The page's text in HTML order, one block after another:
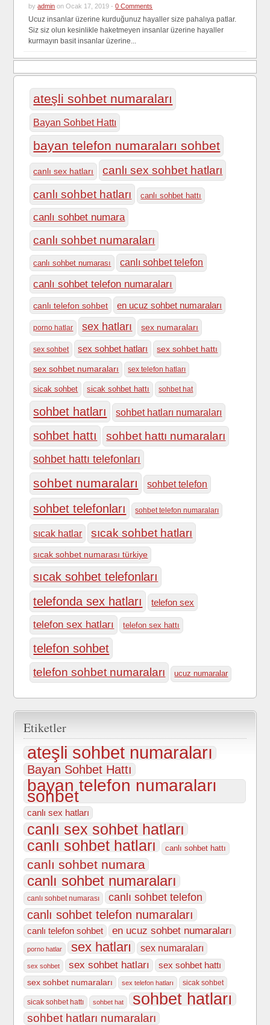
byadmin on Ocak 17, 2019 -0 Comments
Ucuz insanlar üzerine kurduğunuz hayaller size pahalıya patlar.
Siz siz olun kesinlikle haketmeyen insanlar üzerine hayaller
kurmayın basit insanlar üzerine...
ateşli sohbet numaraları
Bayan Sohbet Hattı
bayan telefon numaraları sohbet
canlı sex hatları
canlı sex sohbet hatları
canlı sohbet hatları
canlı sohbet hattı
canlı sohbet numara
canlı sohbet numaraları
canlı sohbet numarası canlı sohbet telefon
canlı sohbet telefon numaraları
canlı telefon sohbet en ucuz sohbet numaraları
porno hatlar sex hatları sex numaraları
sex sohbet sex sohbet hatları sex sohbet hattı
sex sohbet numaraları sex telefon hatları
sicak sohbet sicak sohbet hattı sohbet hat
sohbet hatları sohbet hatları numaraları
sohbet hattı sohbet hattı numaraları
sohbet hattı telefonları
sohbet numaraları sohbet telefon
sohbet telefonları sohbet telefon numaraları
sıcak hatlar sıcak sohbet hatları
sıcak sohbet numarası türkiye
sıcak sohbet telefonları
telefonda sex hatları
telefon sex
telefon sex hatları telefon sex hattı
telefon sohbet
telefon sohbet numaraları ucuz numaralar
Etiketler
ateşli sohbet numaraları
Bayan Sohbet Hattı
bayan telefon numaraları
sohbet
canlı sex hatları
canlı sex sohbet hatları
canlı sohbet hatları
canlı sohbet hattı
canlı sohbet numara
canlı sohbet numaraları
canlı sohbet numarası canlı sohbet telefon
canlı sohbet telefon numaraları
canlı telefon sohbet en ucuz sohbet numaraları
porno hatlar sex hatları sex numaraları
sex sohbet sex sohbet hatları
sex sohbet hattı
sex sohbet numaraları
sex telefon hatları sicak sohbet
sicak sohbet hattı sohbet hat sohbet hatları
sohbet hatları numaraları